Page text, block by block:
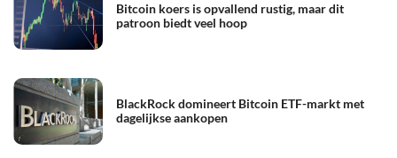
Bitcoin koers is opvallend rustig, maar dit
patroon biedt veel hoop
BlackRock domineert Bitcoin ETF-markt met
dagelijkse aankopen